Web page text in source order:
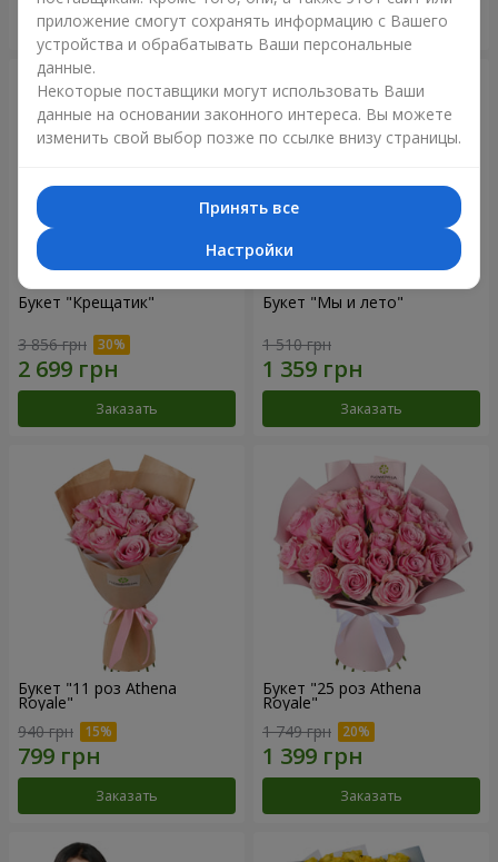
Заказать Заказать
Букет "Крещатик"
3 856 грн
Заказать
Букет "Мы и лето"
1 510 грн
Заказать
Букет "11 роз Athena
Royale"
940 грн
Заказать
Букет "25 роз Athena
Royale"
1 749 грн
Заказать
приложение смогут сохранять информацию с Вашего
устройства и обрабатывать Ваши персональные
данные.
Некоторые поставщики могут использовать Ваши
данные на основании законного интереса. Вы можете
изменить свой выбор позже по ссылке внизу страницы.
Принять все
Настройки